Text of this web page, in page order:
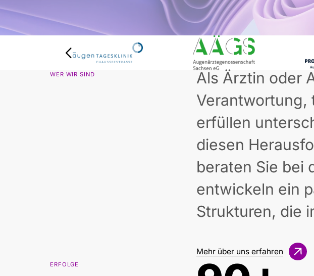
WER WIR SIND
Als Ärztin oder
Verantwortung,
erfüllen
diesen
beraten Sie bei
entwickeln ein
Strukturen, die
Mehr über uns erfahren
ERFOLGE